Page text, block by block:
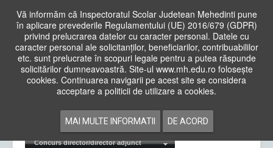
Vă informăm că Inspectoratul Scolar Judetean Mehedinti pune
în aplicare prevederile Regulamentului (UE) 2016/679 (GDPR)
privind prelucrarea datelor cu caracter personal. Datele cu
caracter personal ale solicitanților, beneficiarilor, contribuabililor
etc. sunt prelucrate în scopuri legale pentru a putea răspunde
solicitărilor dumneavoastră. Site-ul www.mh.edu.ro folosește
cookies. Continuarea navigarii pe acest site se considera
acceptare a politicii de utilizare a cookies.
MAI MULTE INFORMATII DE ACORD
Cauta
in
siteAcasa Cadre Didactice
Examene Naționale
Concurs director/director adjunct